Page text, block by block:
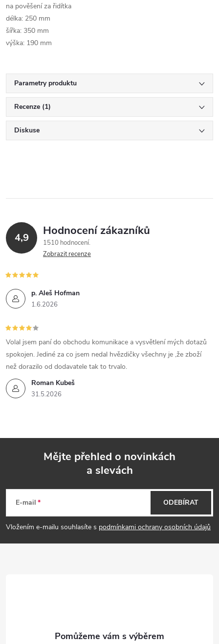
na pověšení za řidítka
délka: 250 mm
šířka: 350 mm
výška: 190 mm
Parametry produktu
Recenze (1)
Diskuse
4,9 Hodnocení zákazníků
1510 hodnocení
Zobrazit recenze
p. Aleš Hofman
1.6.2026
Roman Kubeš
31.5.2026
Volal jsem paní do obchodu komunikace a vysvětlení mých dotazů
spokojen. Jediné za co jsem nedal hvězdičky všechny je ,že zboží
než dorazilo od dodavatele tak to trvalo.
p
a
Mějte přehled o novinkách
a slevách
E-mail
Vložením e-mailu souhlasíte s podmínkami ochrany osobních údajů
ODEBÍRAT